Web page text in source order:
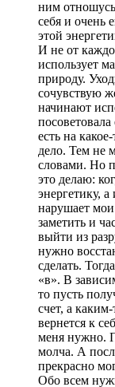
ним
себя и очень
этой
И не от
использует
природу.
сочувствую
начинают
есть на
дело. Тем не
словами. Но
это делаю:
энергетику,
нарушает
заметить и
выйти из
нужно
сделать.
«в». В
то пусть
счет, а
вернется к
меня нужно.
молча. А
прекрасно
Обо всем